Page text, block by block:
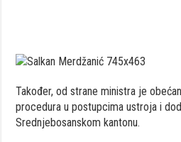
Također, od strane ministra je
procedura u postupcima ustroja i
Srednjebosanskom kantonu.